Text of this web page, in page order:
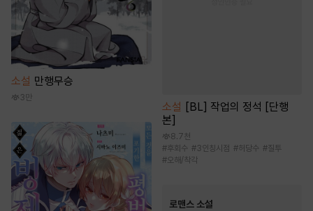
소설 만행무승
3만
소설
[BL] 작업의 정석 [단행
본]
8.7천
#후회수 #3인칭시점 #허당수 #질투
#오해/착각
로맨스 소설